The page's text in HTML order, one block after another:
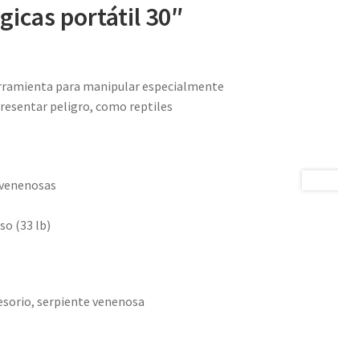
portátil 30″
para manipular especialmente
peligro, como reptiles
(33 lb)
serpiente venenosa